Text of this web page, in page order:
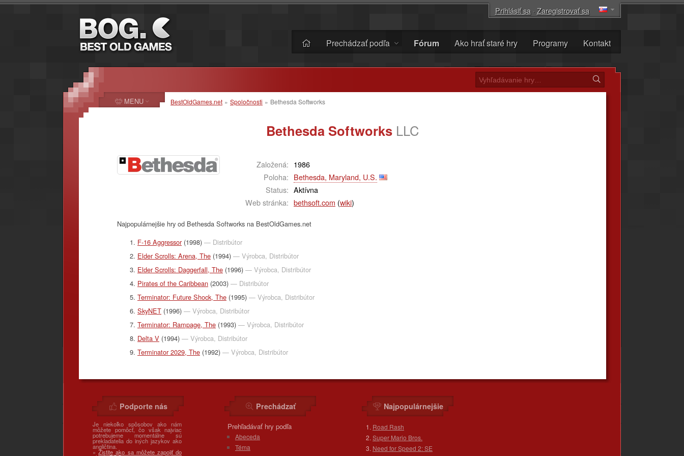
Prihlásiť sa·Zaregistrovať sa
Prechádzať podľa Fórum Ako hrať staré hry Programy Kontakt
BestOldGames.net » Spoločnosti » Bethesda Softworks
Bethesda Softworks LLC
Založená: 1986
Poloha: Bethesda, Maryland, U.S.
Status: Aktívna
Web stránka: bethsoft.com (wiki)
Najpopulárnejšie hry od Bethesda Softworks na BestOldGames.net
F-16 Aggressor(1998) — Distribútor
Elder Scrolls: Arena, The (1994) — Výrobca, Distribútor
Elder Scrolls: Daggerfall, The (1996) — Výrobca, Distribútor
Pirates of the Caribbean (2003) — Distribútor
Terminator: Future Shock, The (1995) — Výrobca, Distribútor
SkyNET (1996) — Výrobca, Distribútor
Terminator: Rampage, The (1993) — Výrobca, Distribútor
Delta V (1994) — Výrobca, Distribútor
Terminator 2029, The (1992) — Výrobca, Distribútor
MENU
Podporte nás
Je niekoľko spôsobov ako nám
môžete pomôcť, čo však najviac
potrebujeme momentálne sú
prekladatelia do iných jazykov ako
angličtina.
»Zistite ako sa môžete zapojiť do
Prechádzať
Prehľadávať hry podľa
Abeceda
Téma
Najpopulárnejšie
Road Rash
Super Mario Bros.
Need for Speed 2: SE